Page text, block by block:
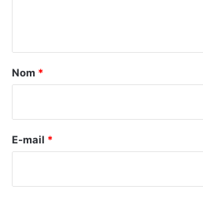
a
e
Nom *
E-mail *